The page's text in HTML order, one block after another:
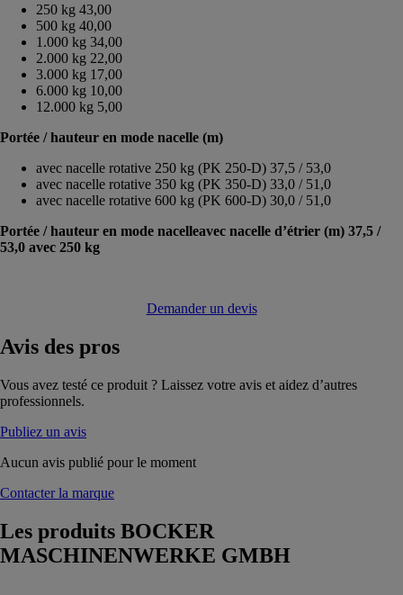
250 kg 43,00
500 kg 40,00
1.000 kg 34,00
2.000 kg 22,00
3.000 kg 17,00
6.000 kg 10,00
12.000 kg 5,00
Portée / hauteur en mode nacelle (m)
avec nacelle rotative 250 kg (PK 250-D) 37,5 / 53,0
avec nacelle rotative 350 kg (PK 350-D) 33,0 / 51,0
avec nacelle rotative 600 kg (PK 600-D) 30,0 / 51,0
Portée / hauteur en mode nacelleavec nacelle d’étrier (m) 37,5 /
53,0 avec 250 kg
Demander un devis
Avis des pros
Vous avez testé ce produit ? Laissez votre avis et aidez d’autres
professionnels.
Publiez un avis
Aucun avis publié pour le moment
Contacter la marque
Les produits BOCKER
MASCHINENWERKE GMBH